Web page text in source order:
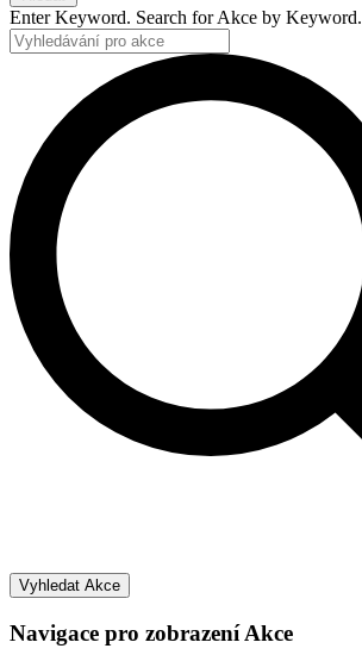
Enter Keyword. Search for Akce by Keyword.
Vyhledat Akce
Navigace pro zobrazení Akce